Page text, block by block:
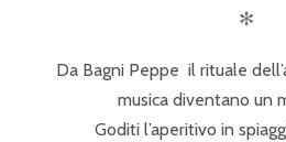
✻
Da Bagni Peppe il rituale
musica diventano un
Goditi l’aperitivo in